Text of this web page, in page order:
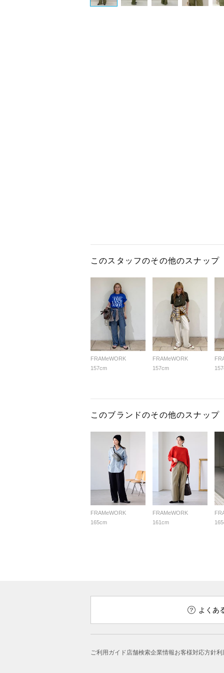
このスタッフのその他のスナップ
FRAMeWORK
157cm
FRAMeWORK
157cm
このブランドのその他のスナップ
FRAMeWORK
165cm
FRAMeWORK
161cm
よくあ
ご利用ガイド店舗検索企業情報お客様対応方針利